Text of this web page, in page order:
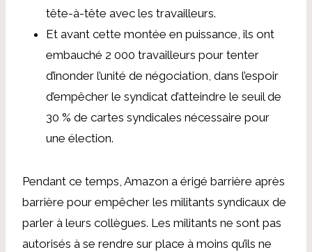
tête-à-tête avec les travailleurs.
Et avant cette montée en puissance, ils ont
embauché 2 000 travailleurs pour tenter
d’inonder l’unité de négociation, dans l’espoir
d’empêcher le syndicat d’atteindre le seuil de
30 % de cartes syndicales nécessaire pour
une élection.
Pendant ce temps, Amazon a érigé barrière après
barrière pour empêcher les militants syndicaux de
parler à leurs collègues. Les militants ne sont pas
autorisés à se rendre sur place à moins qu’ils ne